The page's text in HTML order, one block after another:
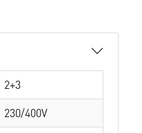
2+3
230/400V